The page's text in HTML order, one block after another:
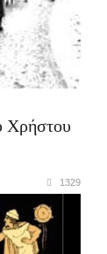
Χρήστου
1329